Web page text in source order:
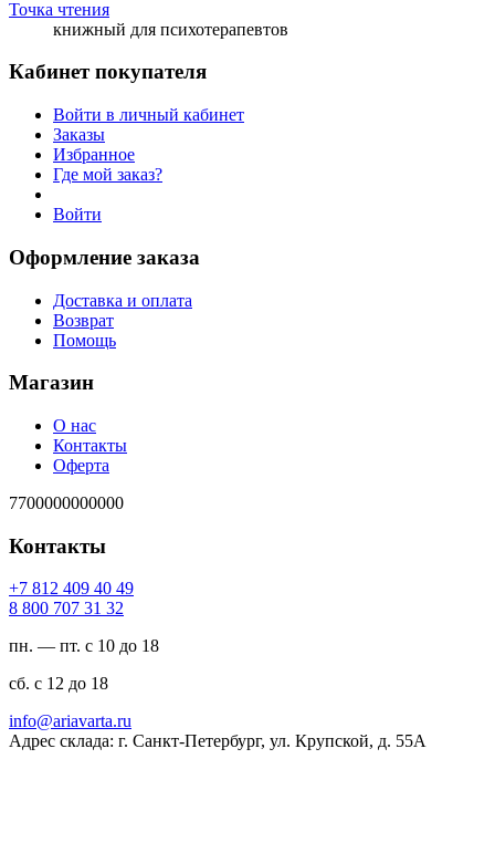
Точка чтения
книжный для психотерапевтов
Кабинет покупателя
Войти в личный кабинет
Заказы
Избранное
Где мой заказ?
Войти
Оформление заказа
Доставка и оплата
Возврат
Помощь
Магазин
О нас
Контакты
Оферта
7700000000000
Контакты
94 04 904 218 7+
23 13 707 008 8
пн. — пт. с 10 до 18
сб. с 12 до 18
ur.atravaira@ofni
Адрес склада: г. Санкт-Петербург, ул. Крупской, д. 55А